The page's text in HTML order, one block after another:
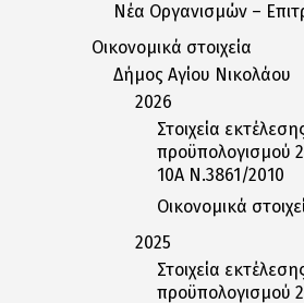
Nέα Oργανισμών –
Οικονομικά στοιχεία
Δήμος Αγίου Νικολάου
2026
Στοιχεία
προϋπολογισμού
10Α Ν.3861/2010
Οικονομικά
2025
Στοιχεία
προϋπολογισμού